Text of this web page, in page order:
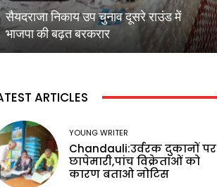
सैयदराजा निकाय उप चुनाव दूसरे राउंड में
भाजपा की बढ़त बरकरार
ARTICLES
YOUNG WRITER
Chandauli:उर्वरक दुकानों पर
छापेमारी,पांच विक्रेताओं को
कारण बताओ नोटिस